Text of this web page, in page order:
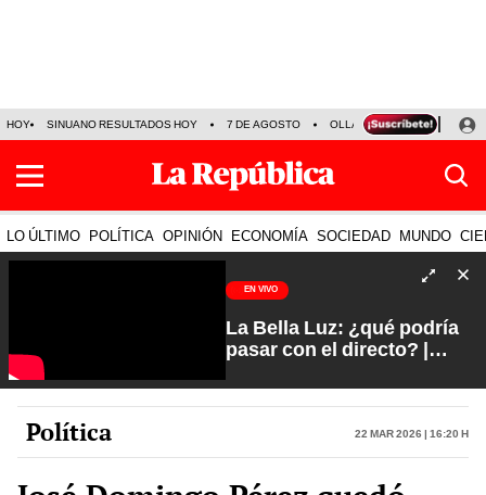
HOY SINUANO RESULTADOS HOY 7 DE AGOSTO OLLANTA HUMALA
LO ÚLTIMO POLÍTICA OPINIÓN ECONOMÍA SOCIEDAD MUNDO
EN VIVO
La Bella Luz: ¿qué podría
pasar con el directo? |
Camacho
Política 22 Mar 2026 | 16:20 h